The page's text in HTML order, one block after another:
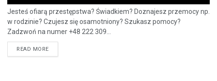
Jesteś ofiarą przestępstwa? Świadkiem? Doznajesz przemocy np.
w rodzinie? Czujesz się osamotniony? Szukasz pomocy?
Zadzwoń na numer +48 222 309...
READ MORE